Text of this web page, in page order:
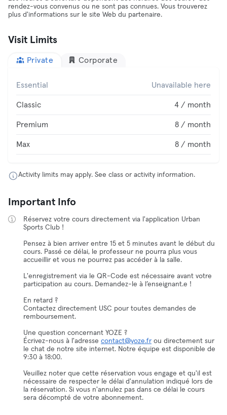
rendez-vous convenus ou ne sont pas connues. Vous trouverez
plus d'informations sur le site Web du partenaire.
Visit Limits
Private Corporate
Essential Unavailable here
Classic 4 / month
Premium 8 / month
Max 8 / month
Activity limits may apply. See class or activity information.
Important Info
Réservez votre cours directement via l'application Urban
Sports Club !
Pensez à bien arriver entre 15 et 5 minutes avant le début du
cours. Passé ce délai, le professeur ne pourra plus vous
accueillir et vous ne pourrez pas accéder à la salle.
L'enregistrement via le QR-Code est nécessaire avant votre
participation au cours. Demandez-le à l’enseignant.e !
En retard ?
Contactez directement USC pour toutes demandes de
remboursement.
Une question concernant YOZE ?
Écrivez-nous à l'adresse contact@yoze.frou directement sur
le chat de notre site internet. Notre équipe est disponible de
9:30 à 18:00.
Veuillez noter que cette réservation vous engage et qu'il est
nécessaire de respecter le délai d'annulation indiqué lors de
la réservation. Si vous n'annulez pas dans ce délai le cours
sera décompté de votre abonnement.